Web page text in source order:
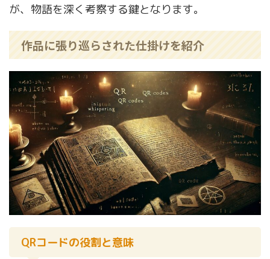
が、物語を深く考察する鍵となります。
作品に張り巡らされた仕掛けを紹介
QRコードの役割と意味